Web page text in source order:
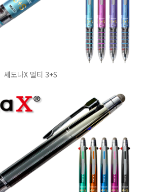
세도나X 멀티 3+S